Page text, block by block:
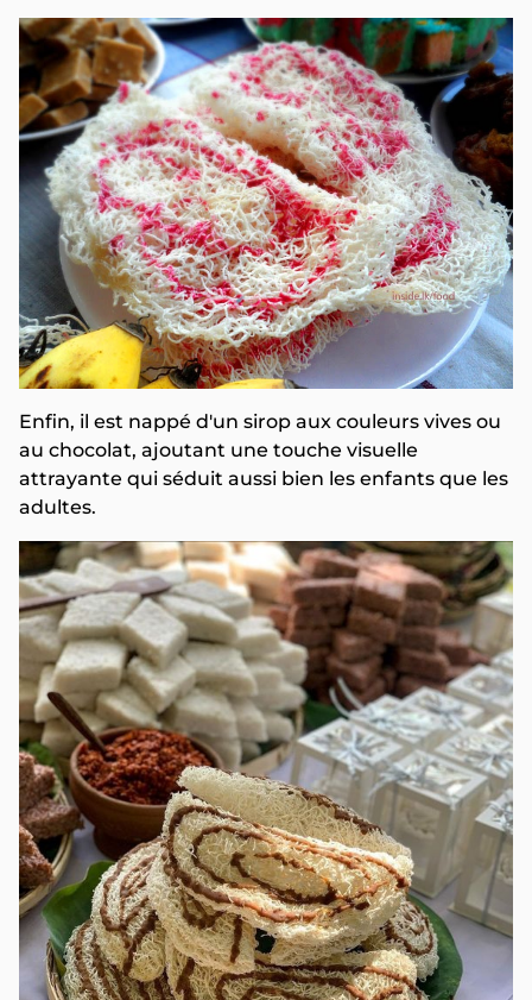
Enfin, il est nappé d'un sirop aux couleurs vives ou
au chocolat, ajoutant une touche visuelle
attrayante qui séduit aussi bien les enfants que les
adultes.